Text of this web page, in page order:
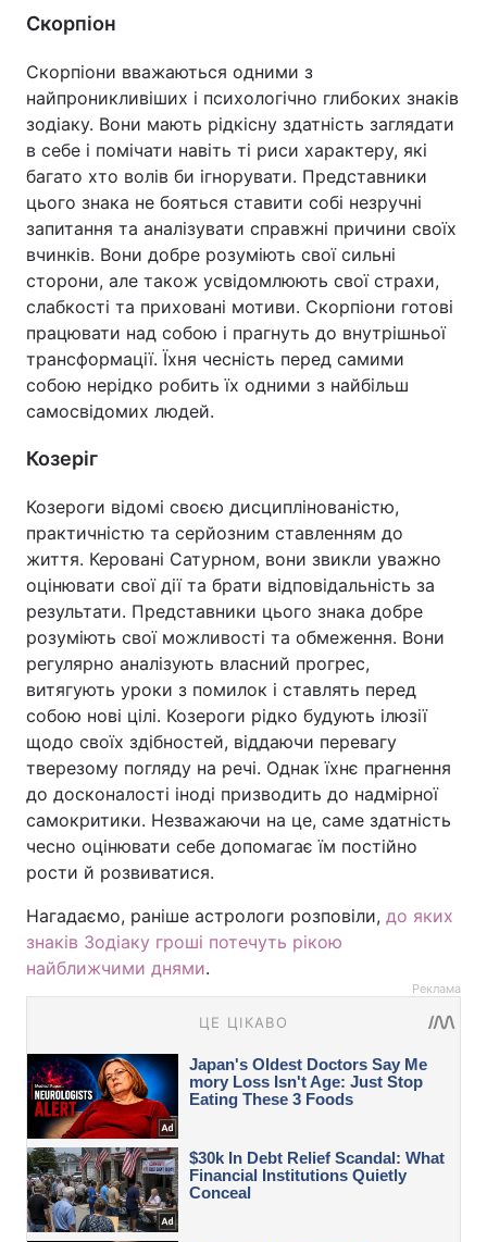
Скорпіон
Скорпіони вважаються одними з
найпроникливіших і психологічно глибоких знаків
зодіаку. Вони мають рідкісну здатність заглядати
в себе і помічати навіть ті риси характеру, які
багато хто волів би ігнорувати. Представники
цього знака не бояться ставити собі незручні
запитання та аналізувати справжні причини своїх
вчинків. Вони добре розуміють свої сильні
сторони, але також усвідомлюють свої страхи,
слабкості та приховані мотиви. Скорпіони готові
працювати над собою і прагнуть до внутрішньої
трансформації. Їхня чесність перед самими
собою нерідко робить їх одними з найбільш
самосвідомих людей.
Козеріг
Козероги відомі своєю дисциплінованістю,
практичністю та серйозним ставленням до
життя. Керовані Сатурном, вони звикли уважно
оцінювати свої дії та брати відповідальність за
результати. Представники цього знака добре
розуміють свої можливості та обмеження. Вони
регулярно аналізують власний прогрес,
витягують уроки з помилок і ставлять перед
собою нові цілі. Козероги рідко будують ілюзії
щодо своїх здібностей, віддаючи перевагу
тверезому погляду на речі. Однак їхнє прагнення
до досконалості іноді призводить до надмірної
самокритики. Незважаючи на це, саме здатність
чесно оцінювати себе допомагає їм постійно
рости й розвиватися.
Нагадаємо, раніше астрологи розповіли, до яких
знаків Зодіаку гроші потечуть рікою
найближчими днями.
Реклама